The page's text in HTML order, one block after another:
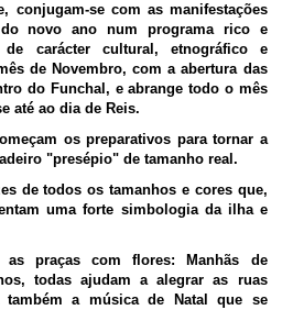
conjugam-se com as manifestações
novo ano num programa rico e
de carácter cultural, etnográfico e
de Novembro, com a abertura das
do Funchal, e abrange todo o mês
até ao dia de Reis.
os preparativos para tornar a
"presépio" de tamanho real.
de todos os tamanhos e cores que,
uma forte simbologia da ilha e
as praças com flores: Manhãs de
todas ajudam a alegrar as ruas
também a música de Natal que se